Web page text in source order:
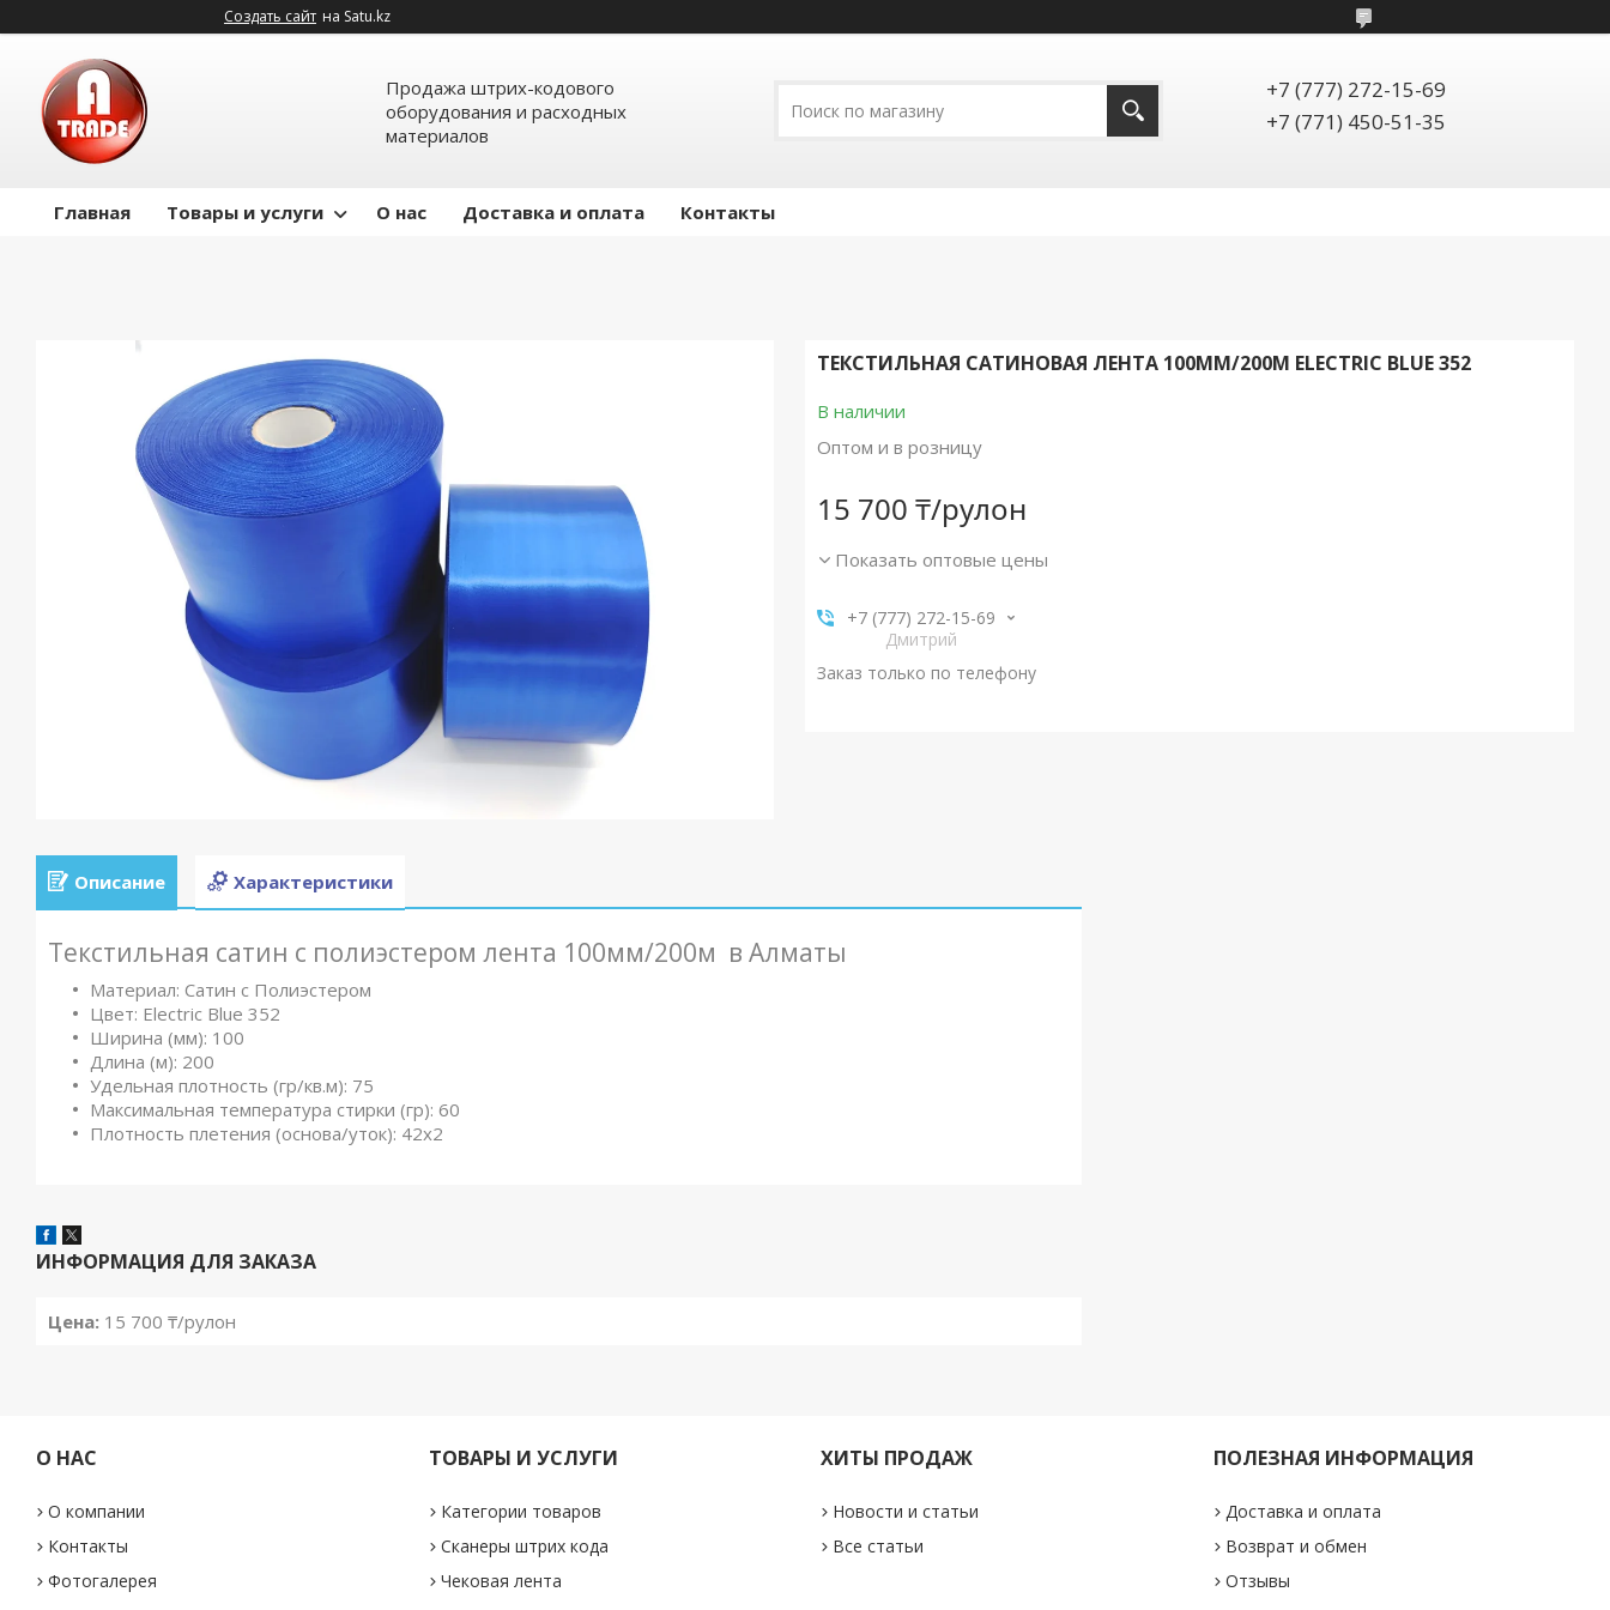
Создать сайт на Satu.kz
Продажа штрих-кодового
оборудования и расходных
материалов
+7 (777) 272-15-69
+7 (771) 450-51-35
Главная Товары и услуги О нас Доставка и оплата Контакты
ТЕКСТИЛЬНАЯ САТИНОВАЯ ЛЕНТА 100ММ/200М ELECTRIC BLUE 352
В наличии
Оптом и в розницу
15 700 ₸/рулон
Показать оптовые цены
+7 (777) 272-15-69
Дмитрий
Заказ только по телефону
Описание Характеристики
Текстильная сатин с полиэстером лента 100мм/200м в Алматы
Материал: Сатин с Полиэстером
Цвет: Electric Blue 352
Ширина (мм): 100
Длина (м): 200
Удельная плотность (гр/кв.м): 75
Максимальная температура стирки (гр): 60
Плотность плетения (основа/уток): 42x2
ИНФОРМАЦИЯ ДЛЯ ЗАКАЗА
Цена: 15 700 ₸/рулон
О НАС
О компании
Контакты
Фотогалерея
ТОВАРЫ И УСЛУГИ
Категории товаров
Сканеры штрих кода
Чековая лента
ХИТЫ ПРОДАЖ
Новости и статьи
Все статьи
ПОЛЕЗНАЯ ИНФОРМАЦИЯ
Доставка и оплата
Возврат и обмен
Отзывы